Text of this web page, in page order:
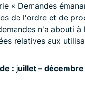
« Demandes
de l'ordre et de
n'a abouti
relatives aux
: juillet –